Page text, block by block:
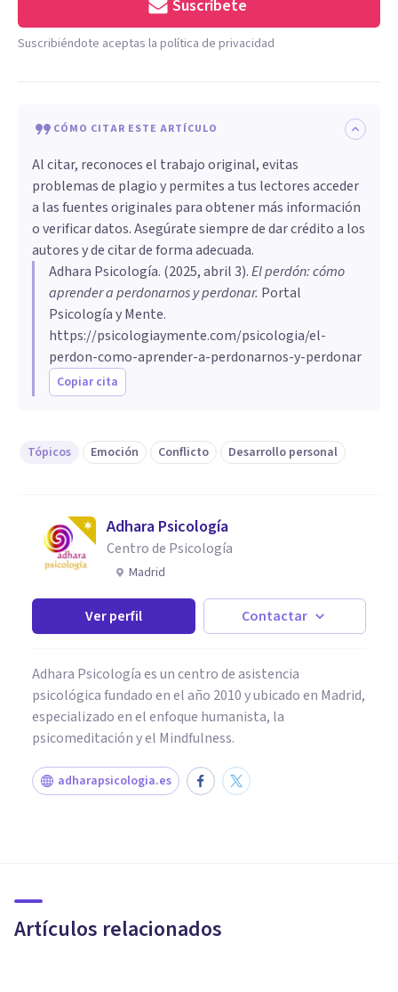
Suscríbete
Suscribiéndote aceptas la política de privacidad
CÓMO CITAR ESTE ARTÍCULO
Al citar, reconoces el trabajo original, evitas
problemas de plagio y permites a tus lectores acceder
a las fuentes originales para obtener más información
o verificar datos. Asegúrate siempre de dar crédito a los
autores y de citar de forma adecuada.
Adhara Psicología. (2025, abril 3).El perdón: cómo
aprender a perdonarnos y perdonar. Portal
Psicología y Mente.
https://psicologiaymente.com/psicologia/el-
perdon-como-aprender-a-perdonarnos-y-perdonar
Copiar cita
Tópicos Emoción Conflicto Desarrollo personal
Adhara Psicología
Centro de Psicología
Madrid
Ver perfil Contactar
Adhara Psicología es un centro de asistencia
psicológica fundado en el año 2010 y ubicado en Madrid,
especializado en el enfoque humanista, la
psicomeditación y el Mindfulness.
adharapsicologia.es
Artículos relacionados
día a día